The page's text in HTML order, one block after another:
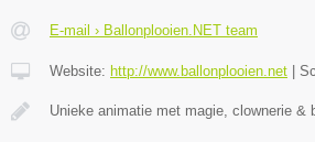
E-mail › Ballonplooien.NET team
Website: http://www.ballonplooien.net
Unieke animatie met magie, clownerie &